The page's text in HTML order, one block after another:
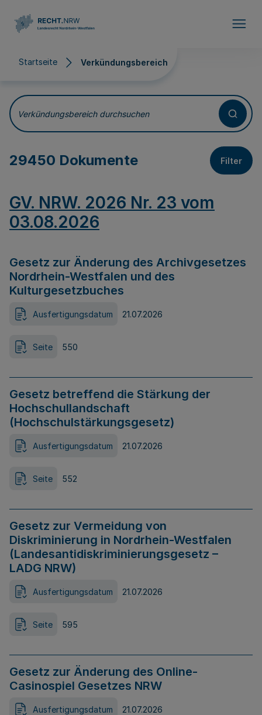
Startseite Verkündungsbereich
Verkündungsbereich
Verkündungsbereich durchsuchen
29450 Dokumente Filter
GV. NRW. 2026 Nr. 23 vom
03.08.2026
Gesetz zur Änderung des Archivgesetzes
Nordrhein-Westfalen und des
Kulturgesetzbuches
Ausfertigungsdatum 21.07.2026
Seite 550
Gesetz betreffend die Stärkung der
Hochschullandschaft
(Hochschulstärkungsgesetz)
Ausfertigungsdatum 21.07.2026
Seite 552
Gesetz zur Vermeidung von
Diskriminierung in Nordrhein-Westfalen
(Landesantidiskriminierungsgesetz –
LADG NRW)
Ausfertigungsdatum 21.07.2026
Seite 595
Gesetz zur Änderung des Online-
Casinospiel Gesetzes NRW
Ausfertigungsdatum 21.07.2026